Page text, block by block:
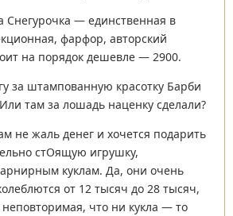
Снегурочка — единственная в
фарфор, авторский
на порядок дешевле — 2900.
за штампованную красотку Барби
там за лошадь наценку сделали?
не жаль денег и хочется подарить
стОящую игрушку,
куклам. Да, они очень
от 12 тысяч до 28 тысяч,
что ни кукла — то